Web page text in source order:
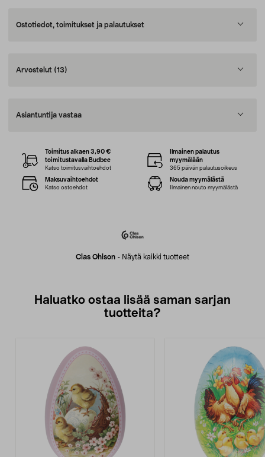
Ostotiedot, toimitukset ja palautukset
Arvostelut (13)
Asiantuntija vastaa
Clas Ohlson - Näytä kaikki tuotteet
Toimitus alkaen 3,90 €
toimitustavalla Budbee
Katso toimitusvaihtoehdot
Ilmainen palautus
myymälään
365 päivän palautusoikeus
Maksuvaihtoehdot
Katso ostoehdot
Nouda myymälästä
Ilmainen nouto myymälästä
Haluatko ostaa lisää saman sarjan
tuotteita?